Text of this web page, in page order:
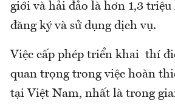
giới và hải đảo là hơn 1,3
đăng ký và sử dụng dịch vụ.
Việc cấp phép triển khai thí
quan trọng trong việc hoàn
tại Việt Nam, nhất là trong